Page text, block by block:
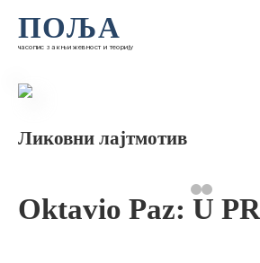
ПОЉА
часопис за књижевност и теорију
Ликовни лајтмотив
Oktavio Paz: U